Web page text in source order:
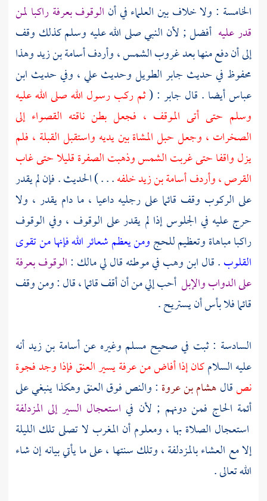
الخامسة : ولا خلاف بين العلماء في أن الوقوفبعرفةراكبا لمن
قدر عليه أفضل ; لأن النبي صلى الله عليه وسلم كذلك وقف
إلى أن دفع منها بعد غروب الشمس ، وأردفأسامة بن زيدوهذا
محفوظ في حديث جابرالطويل وحديثعلي، وفي حديث ابن
عباسأيضا . قال جابر : (ثم ركب رسول الله صلى الله عليه
وسلم حتى أتى الموقف ، فجعل بطن ناقته القصواء إلى
الصخرات ، وجعل حبل المشاة بين يديه واستقبل القبلة ، فلم
يزل واقفا حتى غربت الشمس وذهبت الصفرة قليلا حتى غاب
القرص ، وأردفأسامة بن زيدخلفه. . . ) الحديث . فإن لم يقدر
على الركوب وقف قائما على رجليه داعيا ، ما دام يقدر ، ولا
حرج عليه في الجلوس إذا لم يقدر على الوقوف ، وفي الوقوف
راكبا مباهاة وتعظيم للحجومن يعظم شعائر الله فإنها من تقوى
القلوب. قالابن وهبفي موطئه قال ليمالك :الوقوفبعرفة
على الدواب والإبل أحب إلي من أن أقف قائما ، قال : ومن وقف
قائما فلا بأس أن يستريح .
السادسة : ثبت في صحيح مسلم وغيره عنأسامة بن زيدأنه
عليه السلامكان إذا أفاض منعرفةيسير العنق فإذا وجد فجوة
نصقالهشام بن عروة : والنص فوق العنق وهكذا ينبغي على
أئمة الحاج فمن دونهم ; لأن في استعجال السير إلى المزدلفة
استعجال الصلاة بها ، ومعلوم أن المغرب لا تصلى تلك الليلة
إلا مع العشاءبالمزدلفة، وتلك سنتها ، على ما يأتي بيانه إن شاء
الله تعالى .